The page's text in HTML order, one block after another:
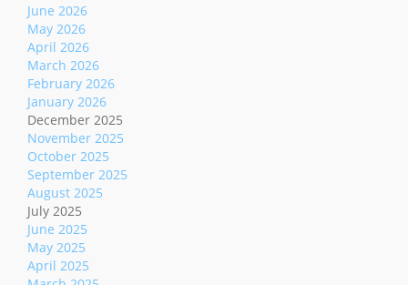
June 2026
May 2026
April 2026
March 2026
February 2026
January 2026
December 2025
November 2025
October 2025
September 2025
August 2025
July 2025
June 2025
May 2025
April 2025